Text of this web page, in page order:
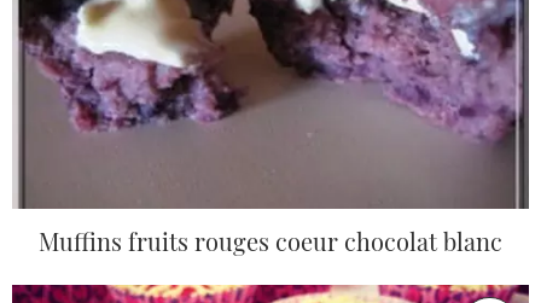
Muffins fruits rouges coeur chocolat blanc